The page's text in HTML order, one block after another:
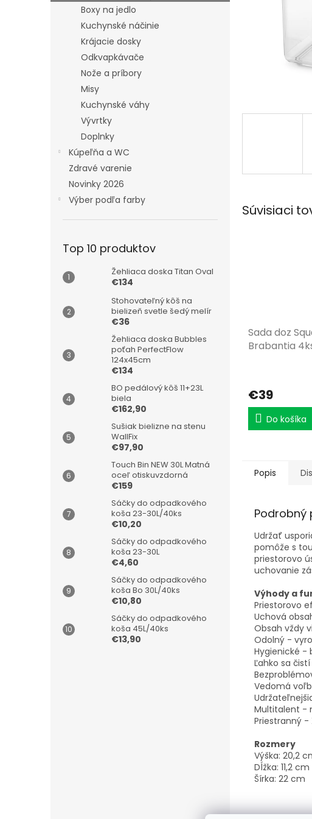
Boxy na jedlo
Kuchynské náčinie
Krájacie dosky
Odkvapkávače
Nože a príbory
Misy
Kuchynské váhy
Vývrtky
Doplnky
Kúpeľňa a WC
Zdravé varenie
Novinky 2026
Výber podľa farby
Top 10 produktov
Žehliaca doska Titan Oval
€134
Stohovateľný kôš na
bielizeň svetle šedý melír
€36
Žehliaca doska Bubbles
poťah PerfectFlow
124x45cm
€134
BO pedálový kôš 11+23L
biela
€162,90
Sušiak bielizne na stenu
WallFix
€97,90
Touch Bin NEW 30L Matná
oceľ otiskuvzdorná
€159
Sáčky do odpadkového
koša 23-30L/40ks
€10,20
Sáčky do odpadkového
koša 23-30L
€4,60
Sáčky do odpadkového
koša Bo 30L/40ks
€10,80
Sáčky do odpadkového
koša 45L/40ks
€13,90
Súvisiaci
Sada doz
Brabantia
€39
Do košíka
Popis
Podrobný
Udržať
pomôže s
priestorovo
uchovanie
Výhody a
Priestorovo
Uchová
Obsah vždy
Odolný -
Hygienické -
Ľahko sa
Vedomá
Multitalent -
Priestranný -
Rozmery
Výška: 20,2
Dĺžka: 11,2 cm
Šírka: 22 cm